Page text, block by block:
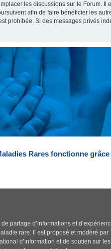
les discussions sur le Forum.
afin de faire bénéficier les
Si des messages privés
Rares fonctionne
partage d’informations et
rare. Il est proposé et modéré par
d’information et de soutien sur les